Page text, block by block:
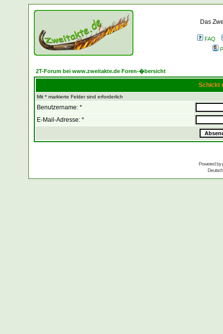
Das
FAQ
2T-Forum bei www.zweitakte.de Foren-�bersicht
Schickt
Mit * markierte Felder sind erforderlich
Benutzername: *
E-Mail-Adresse: *
Powered by